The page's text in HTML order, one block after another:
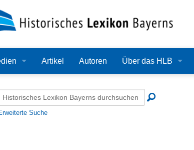
Artikel Autoren Über das HLB
Redaktion
Suche